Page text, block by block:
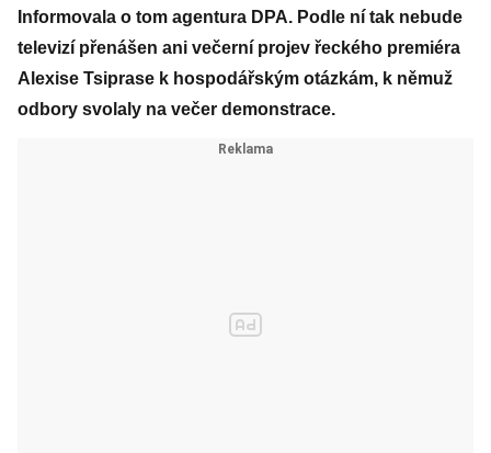
Informovala o tom agentura DPA. Podle ní tak nebude
televizí přenášen ani večerní projev řeckého premiéra
Alexise Tsiprase k hospodářským otázkám, k němuž
odbory svolaly na večer demonstrace.